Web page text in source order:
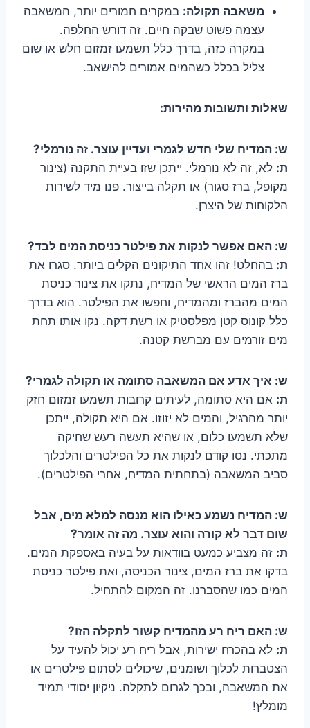
משאבה תקולה: במקרים חמורים יותר, המשאבה
עצמה פשוט שבקה חיים. זה דורש החלפה.
במקרה כזה, בדרך כלל תשמעו זמזום חלש או שום
צליל בכלל כשהמים אמורים להישאב.
שאלות ותשובות מהירות:
ש: המדיח שלי חדש לגמרי ועדיין עוצר. זה נורמלי?
ת: לא, זה לא נורמלי. ייתכן שזו בעיית התקנה (צינור
מקופל, ברז סגור) או תקלה בייצור. פנו מיד לשירות
הלקוחות של היצרן.
ש: האם אפשר לנקות את פילטר כניסת המים לבד?
ת: בהחלט! זהו אחד התיקונים הקלים ביותר. סגרו את
ברז המים הראשי של המדיח, נתקו את צינור כניסת
המים מהברז ומהמדיח, וחפשו את הפילטר. הוא בדרך
כלל קונוס קטן מפלסטיק או רשת דקה. נקו אותו תחת
מים זורמים עם מברשת קטנה.
ש: איך אדע אם המשאבה סתומה או תקולה לגמרי?
ת: אם היא סתומה, לעיתים קרובות תשמעו זמזום חזק
יותר מהרגיל, והמים לא יזוזו. אם היא תקולה, ייתכן
שלא תשמעו כלום, או שהיא תעשה רעש שחיקה
מתכתי. נסו קודם לנקות את כל הפילטרים והלכלוך
סביב המשאבה (בתחתית המדיח, אחרי הפילטרים).
ש: המדיח נשמע כאילו הוא מנסה למלא מים, אבל
שום דבר לא קורה והוא עוצר. מה זה אומר?
ת: זה מצביע כמעט בוודאות על בעיה באספקת המים.
בדקו את ברז המים, צינור הכניסה, ואת פילטר כניסת
המים כמו שהסברנו. זה המקום להתחיל.
ש: האם ריח רע מהמדיח קשור לתקלה הזו?
ת: לא בהכרח ישירות, אבל ריח רע יכול להעיד על
הצטברות לכלוך ושומנים, שיכולים לסתום פילטרים או
את המשאבה, ובכך לגרום לתקלה. ניקיון יסודי תמיד
מומלץ!